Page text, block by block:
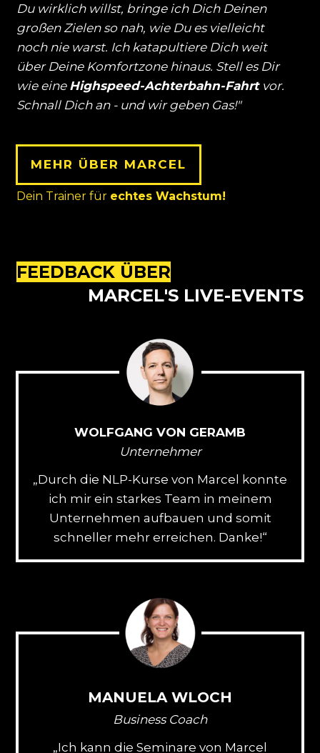
Du wirklich willst, bringe ich Dich Deinen
großen Zielen so nah, wie Du es vielleicht
noch nie warst. Ich katapultiere Dich weit
über Deine Komfortzone hinaus. Stell es Dir
wie eine Highspeed-Achterbahn-Fahrt vor.
Schnall Dich an - und wir geben Gas!"
MEHR ÜBER MARCEL
Dein Trainer für echtes Wachstum!
FEEDBACK ÜBER
MARCEL'S LIVE-EVENTS
WOLFGANG VON GERAMB
Unternehmer
„Durch die NLP-Kurse von Marcel konnte
ich mir ein starkes Team in meinem
Unternehmen aufbauen und somit
schneller mehr erreichen. Danke!“
MANUELA WLOCH
Business Coach
„Ich kann die Seminare von Marcel